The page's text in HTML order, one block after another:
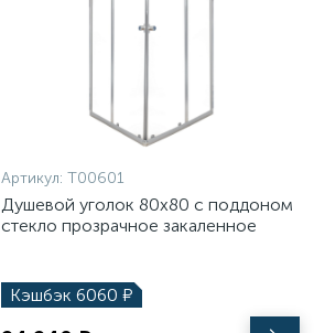
Артикул: T00601
Душевой уголок 80х80 с поддоном
стекло прозрачное закаленное
Кэшбэк 6060 ₽